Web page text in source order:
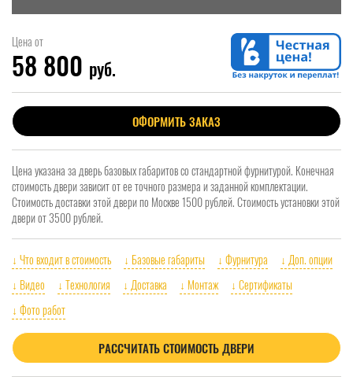
Цена от
58 800 руб.
ОФОРМИТЬ ЗАКАЗ
Цена указана за дверь базовых габаритов со стандартной фурнитурой. Конечная
стоимость двери зависит от ее точного размера и заданной комплектации.
Стоимость доставки этой двери по Москве 1500 рублей. Стоимость установки этой
двери от 3500 рублей.
↓ Что входит в стоимость ↓ Базовые габариты ↓ Фурнитура
↓ Доп. опции
↓ Видео
↓ Технология ↓ Доставка ↓ Монтаж
↓ Сертификаты
↓ Фото работ
РАССЧИТАТЬ СТОИМОСТЬ ДВЕРИ